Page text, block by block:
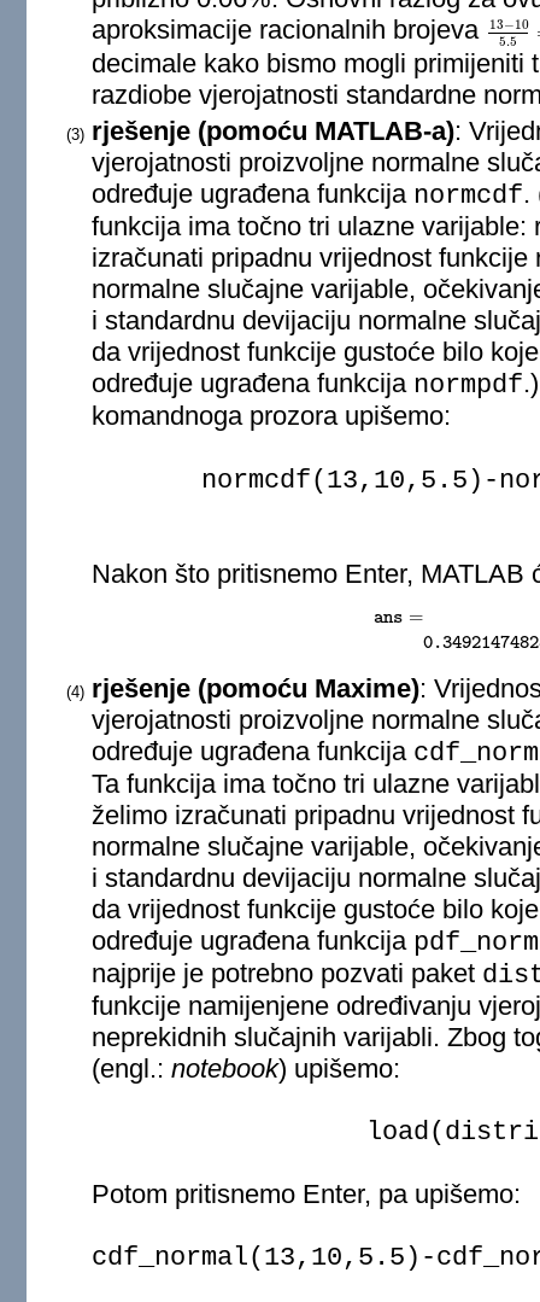
aproksimacije racionalnih brojeva
13−10
5.5
13−10
decimale kako bismo mogli primijeniti
razdiobe vjerojatnosti standardne
(3) rješenje (pomoću MATLAB-a):
vjerojatnosti proizvoljne normalne
određuje ugrađena funkcija normcdf.
funkcija ima točno tri ulazne varijable:
izračunati pripadnu vrijednost funkcije
normalne slučajne varijable,
i standardnu devijaciju normalne
da vrijednost funkcije gustoće bilo
određuje ugrađena funkcija normpdf
komandnoga prozora upišemo:
normcdf(13,10,5.5)-
Nakon što pritisnemo Enter, MATLAB
ans =
(4) rješenje (pomoću Maxime):
vjerojatnosti proizvoljne normalne
određuje ugrađena funkcija
Ta funkcija ima točno tri ulazne
želimo izračunati pripadnu vrijednost
normalne slučajne varijable,
i standardnu devijaciju normalne
da vrijednost funkcije gustoće bilo
određuje ugrađena funkcija
najprije je potrebno pozvati paket
funkcije namijenjene određivanju
neprekidnih slučajnih varijabli. Zbog
(engl.:notebook) upišemo:
Potom pritisnemo Enter, pa upišemo:
cdf_normal(13,10,5.5)-